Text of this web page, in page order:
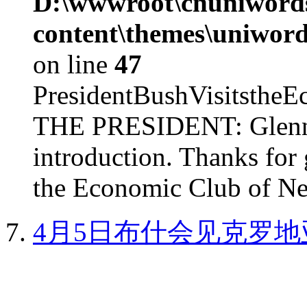
on line 47
THE PRESIDENT:
introduction. Thanks for
the Economic Club of
4月5日布什会见克罗